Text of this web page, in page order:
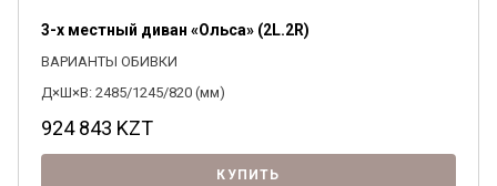
3-х местный диван «Ольса» (2L.2R)
ВАРИАНТЫ ОБИВКИ
Д×Ш×В: 2485/1245/820 (мм)
924 843 KZT
КУПИТЬ